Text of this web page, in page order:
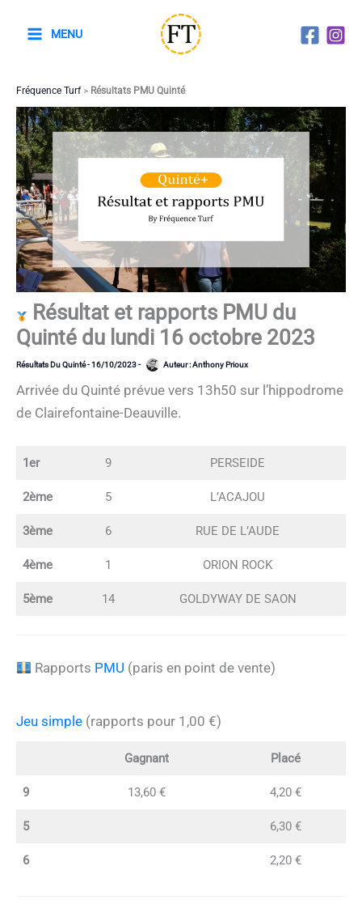
MENU
Fréquence Turf> Résultats PMU Quinté
Résultat et rapports PMU du
Quinté du lundi 16 octobre 2023
Résultats Du Quinté-16/10/2023- Auteur :Anthony Prioux
Arrivée du Quinté prévue vers 13h50 sur l’hippodrome
de Clairefontaine-Deauville.
1er 9 PERSEIDE
2ème 5 L’ACAJOU
3ème 6 RUE DE L’AUDE
4ème 1 ORION ROCK
5ème 14 GOLDYWAY DE SAON
Rapports PMU (paris en point de vente)
Jeu simple (rapports pour 1,00 €)
Gagnant Placé
9 13,60 € 4,20 €
5 6,30 €
6 2,20 €